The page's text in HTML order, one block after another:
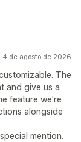
4 de agosto de 2026
The
and give us a
feature we're
alongside
mention.